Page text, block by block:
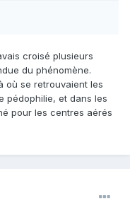
croisé plusieurs
du phénomène.
où se retrouvaient les
pédophilie, et dans les
pour les centres aérés